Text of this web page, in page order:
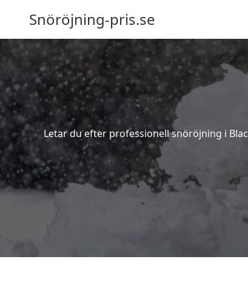
Snöröjning-pris.se
Letar du efter professionell snöröjning i